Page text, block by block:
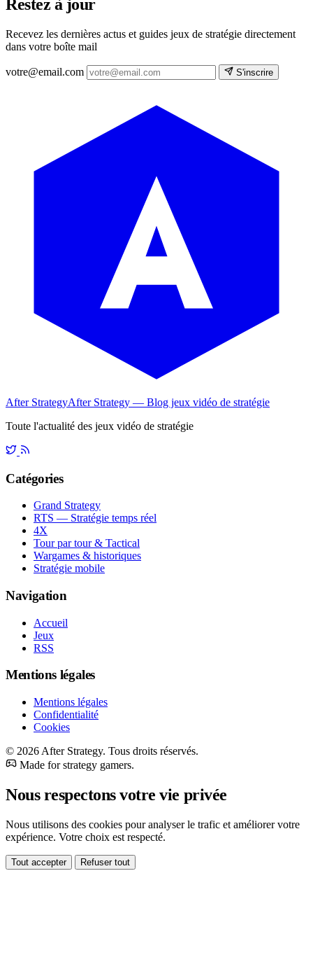
Restez à jour
Recevez les dernières actus et guides jeux de stratégie directement
dans votre boîte mail
votre@email.com S'inscrire
After StrategyAfter Strategy — Blog jeux vidéo de stratégie
Toute l'actualité des jeux vidéo de stratégie
Catégories
Grand Strategy
RTS — Stratégie temps réel
4X
Tour par tour & Tactical
Wargames & historiques
Stratégie mobile
Navigation
Accueil
Jeux
RSS
Mentions légales
Mentions légales
Confidentialité
Cookies
© 2026 After Strategy. Tous droits réservés.
Made for strategy gamers.
Nous respectons votre vie privée
Nous utilisons des cookies pour analyser le trafic et améliorer votre
expérience. Votre choix est respecté.
Tout accepter Refuser tout